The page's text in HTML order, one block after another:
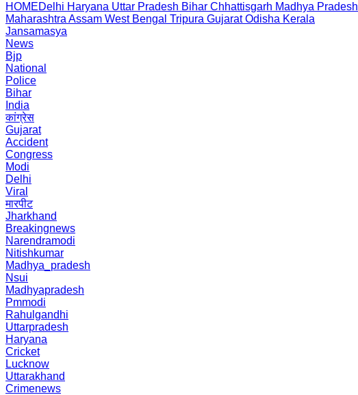
HOMEDelhi Haryana Uttar Pradesh Bihar Chhattisgarh Madhya Pradesh
Maharashtra Assam West Bengal Tripura Gujarat Odisha Kerala
Jansamasya
News
Bjp
National
Police
Bihar
India
कांग्रेस
Gujarat
Accident
Congress
Modi
Delhi
Viral
मारपीट
Jharkhand
Breakingnews
Narendramodi
Nitishkumar
Madhya_pradesh
Nsui
Madhyapradesh
Pmmodi
Rahulgandhi
Uttarpradesh
Haryana
Cricket
Lucknow
Uttarakhand
Crimenews